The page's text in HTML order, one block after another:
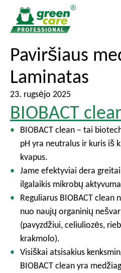
I
e
k
o
t
i
Paviršiaus
Laminatas
23. rugsėjo 2025
BIOBACT
BIOBACT clean – tai
pH yra neutralus ir kuris iš
kvapus.
Jame efektyviai dera
ilgalaikis mikrobų
Reguliarus BIOBACT clean
nuo naujų organinių
(pavyzdžiui, celiuliozės,
krakmolo).
Visiškai atsisakius
BIOBACT clean yra